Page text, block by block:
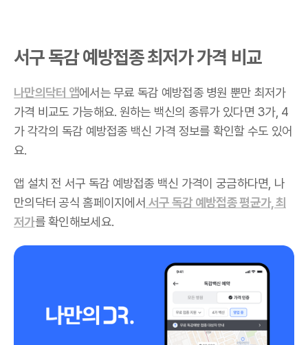
서구 독감 예방접종 최저가 가격 비교
나만의닥터 앱에서는 무료 독감 예방접종 병원 뿐만 최저가
가격 비교도 가능해요. 원하는 백신의 종류가 있다면 3가, 4
가 각각의 독감 예방접종 백신 가격 정보를 확인할 수도 있어
요.
앱 설치 전 서구 독감 예방접종 백신 가격이 궁금하다면, 나
만의닥터 공식 홈페이지에서 서구 독감 예방접종 평균가, 최
저가를 확인해보세요.